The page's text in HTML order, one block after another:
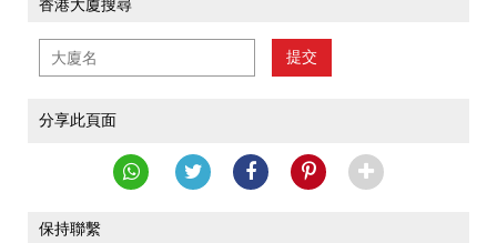
香港大廈搜尋
提交
分享此頁面
保持聯繫